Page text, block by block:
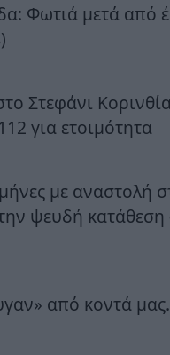
Φωτιά μετά από
Στεφάνι
για ετοιμότητα
με αναστολή
ψευδή κατάθεση
από κοντά